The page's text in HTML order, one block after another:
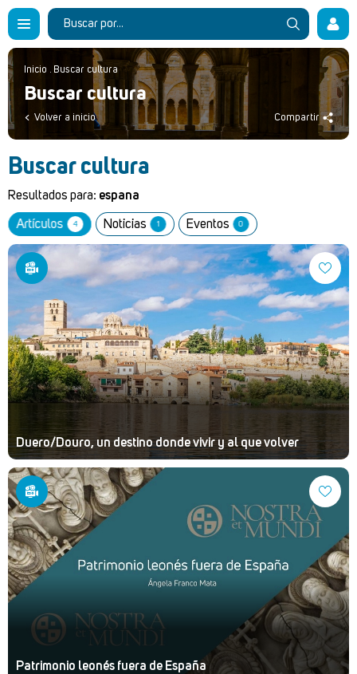
Inicio . Buscar cultura
Buscar cultura
Volver a inicio Compartir
Buscar cultura
Resultados para: espana
Artículos 4 Noticias 1 Eventos 0
Duero/Douro, un destino donde vivir y al que volver
Patrimonio leonés fuera de España